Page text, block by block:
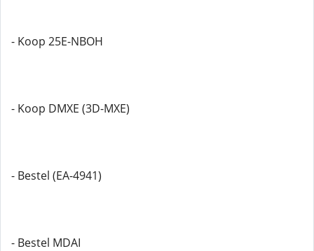
- Koop 25E-NBOH
- Koop DMXE (3D-MXE)
- Bestel (EA-4941)
- Bestel MDAI